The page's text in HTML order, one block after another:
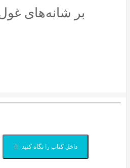
بر شانه‌های
داخل کتاب را نگاه کنید